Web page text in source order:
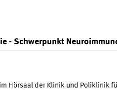
- Schwerpunkt
Hörsaal der Klinik und Poliklinik